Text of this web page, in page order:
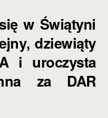
w Świątyni
dziewiąty
i uroczysta
za DAR